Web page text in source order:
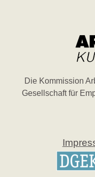
Die Kommission
Gesellschaft für